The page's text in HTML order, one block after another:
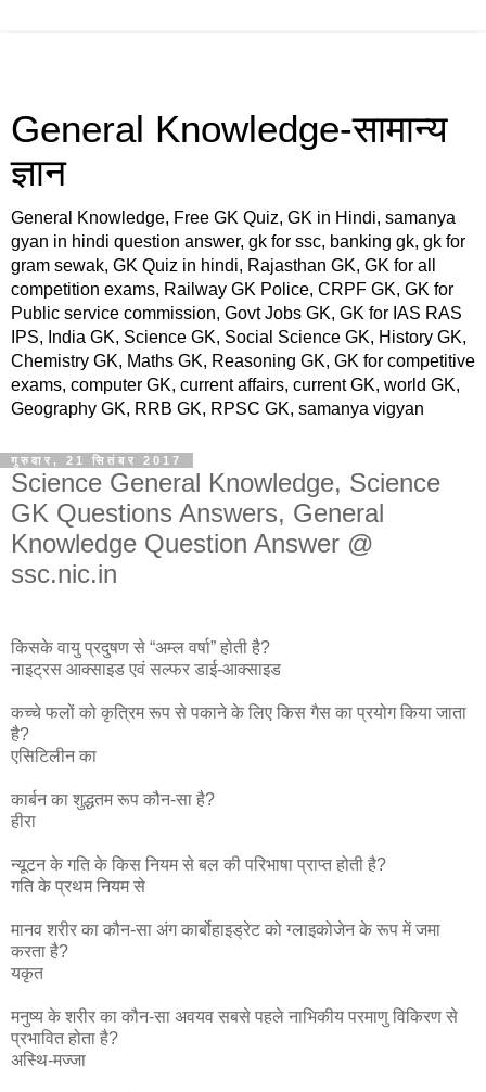
General Knowledge-सामान्य
ज्ञान
General Knowledge, Free GK Quiz, GK in Hindi, samanya
gyan in hindi question answer, gk for ssc, banking gk, gk for
gram sewak, GK Quiz in hindi, Rajasthan GK, GK for all
competition exams, Railway GK Police, CRPF GK, GK for
Public service commission, Govt Jobs GK, GK for IAS RAS
IPS, India GK, Science GK, Social Science GK, History GK,
Chemistry GK, Maths GK, Reasoning GK, GK for competitive
exams, computer GK, current affairs, current GK, world GK,
Geography GK, RRB GK, RPSC GK, samanya vigyan
गुरुवार, 21 सितंबर 2017
Science General Knowledge, Science
GK Questions Answers, General
Knowledge Question Answer @
ssc.nic.in
किसके वायु प्रदुषण से “अम्ल वर्षा” होती है?
नाइट्रस आक्साइड एवं सल्फर डाई-आक्साइड
कच्चे फलों को कृत्रिम रूप से पकाने के लिए किस गैस का प्रयोग किया जाता
है?
एसिटिलीन का
कार्बन का शुद्धतम रूप कौन-सा है?
हीरा
न्यूटन के गति के किस नियम से बल की परिभाषा प्राप्त होती है?
गति के प्रथम नियम से
मानव शरीर का कौन-सा अंग कार्बोहाइड्रेट को ग्लाइकोजेन के रूप में जमा
करता है?
यकृत
मनुष्य के शरीर का कौन-सा अवयव सबसे पहले नाभिकीय परमाणु विकिरण से
प्रभावित होता है?
अस्थि-मज्जा